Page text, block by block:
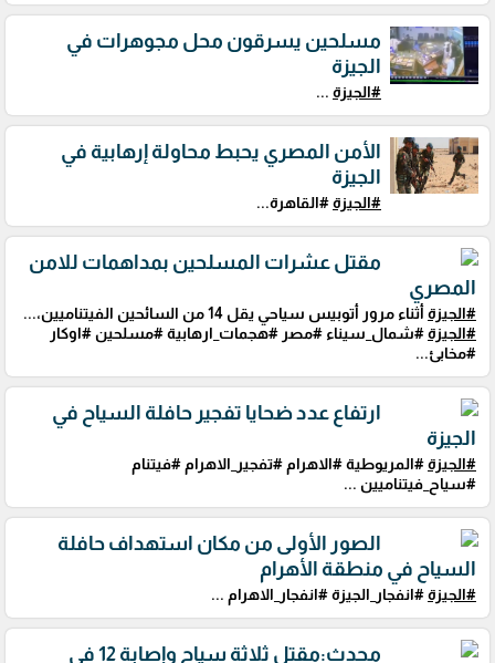
مسلحين يسرقون محل مجوهرات في
الجيزة
#الجيزة ...
الأمن المصري يحبط محاولة إرهابية في
الجيزة
#الجيزة#القاهرة...
مقتل عشرات المسلحين بمداهمات للامن
المصري
#الجيزةأثناء مرور أتوبيس سياحي يقل 14 من السائحين الفيتناميين،...
#الجيزة#شمال_سيناء #مصر #هجمات_ارهابية #مسلحين #اوكار
#مخابئ...
ارتفاع عدد ضحايا تفجير حافلة السياح في
الجيزة
#الجيزة#المريوطية #الاهرام #تفجير_الاهرام #فيتنام
#سياح_فيتناميين ...
الصور الأولى من مكان استهداف حافلة
السياح في منطقة الأهرام
#الجيزة#انفجار_الجيزة #انفجار_الاهرام ...
محدث:مقتل ثلاثة سياح وإصابة 12 في